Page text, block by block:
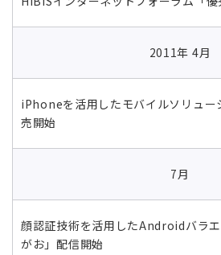
2011年 4月
iPhoneを活用したモバイルソリュー
売開始
7月
顔認証技術を活用したAndroidバラ
がお」配信開始